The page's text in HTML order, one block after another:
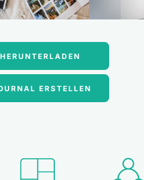
ERSTELLEN